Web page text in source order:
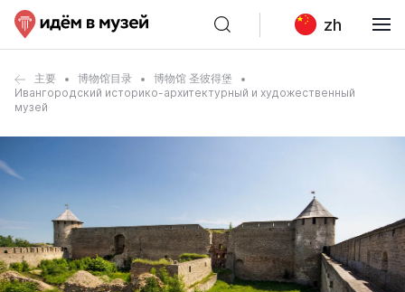
zh
主要 博物馆目录
博物馆 圣彼得堡
Ивангородский историко-архитектурный и художественный
музей